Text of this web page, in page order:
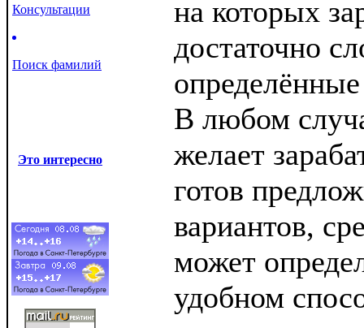
Консультации
Поиск фамилий
Это интересно
на которых
достаточно
В любом
желает
готов
вариантов,
может
удобном